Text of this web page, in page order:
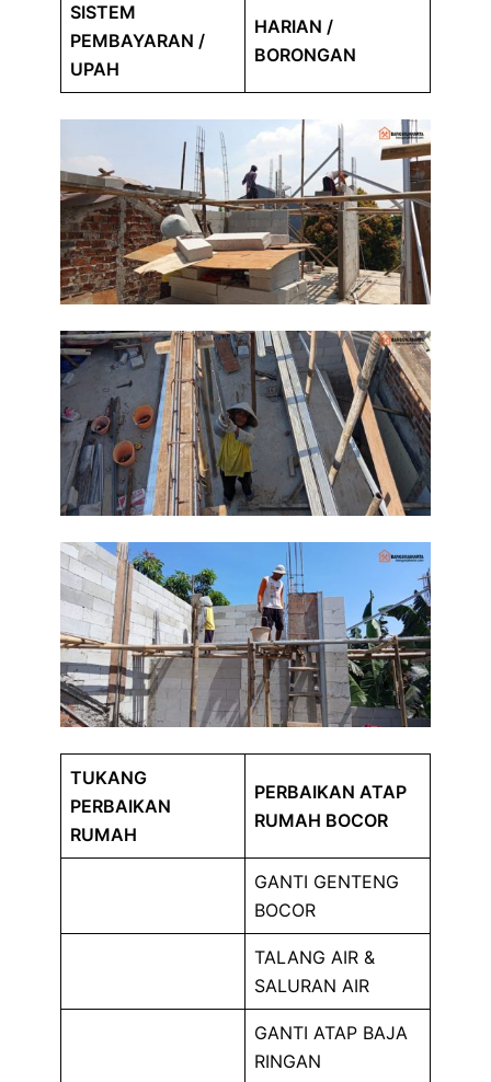
SISTEM
PEMBAYARAN /
UPAH
HARIAN /
BORONGAN
TUKANG
PERBAIKAN
RUMAH
PERBAIKAN ATAP
RUMAH BOCOR
GANTI GENTENG
BOCOR
TALANG AIR &
SALURAN AIR
GANTI ATAP BAJA
RINGAN